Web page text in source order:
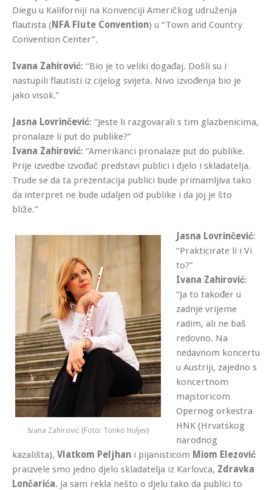
Diegu u Kaliforniji na Konvenciji Američkog udruženja
flautista ( NFA Flute Convention) u “Town and Country
Convention Center”.
Ivana Zahirović: “Bio je to veliki događaj. Došli su i
nastupili flautisti iz cijelog svijeta. Nivo izvođenja bio je
jako visok.”
Jasna Lovrinčević: “Jeste li razgovarali s tim glazbenicima,
pronalaze li put do publike?”
Ivana Zahirović: “Amerikanci pronalaze put do publike.
Prije izvedbe izvođač predstavi publici i djelo i skladatelja.
Trude se da ta prezentacija publici bude primamljiva tako
da interpret ne bude udaljen od publike i da joj je što
bliže.”
Ivana Zahirović (Foto: Tonko Huljev)
Jasna Lovrinčević:
“Prakticirate li i Vi
to?”
Ivana Zahirović:
“Ja to također u
zadnje vrijeme
radim, ali ne baš
redovno. Na
nedavnom koncertu
u Austriji, zajedno s
koncertnom
majstoricom
Opernog orkestra
HNK (Hrvatskog
narodnog
kazališta), Vlatkom Peljhan i pijanisticom Miom Elezović
praizvele smo jedno djelo skladatelja iz Karlovca, Zdravka
Lončarića. Ja sam rekla nešto o djelu tako da publici to